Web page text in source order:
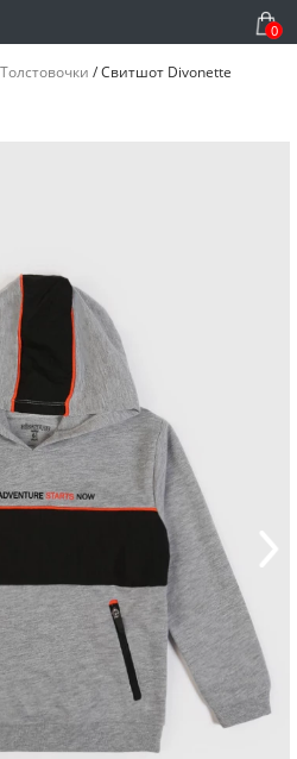
0
Толстовочки /Свитшот Divonette